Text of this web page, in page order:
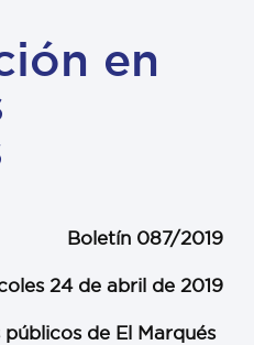
en
Boletín 087/2019
24 de abril de 2019
de El Marqués